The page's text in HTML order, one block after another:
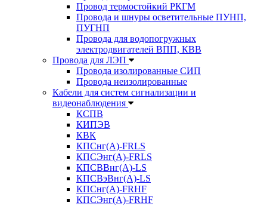
Провод термостойкий РКГМ
Провода и шнуры осветительные ПУНП,
ПУГНП
Провода для водопогружных
электродвигателей ВПП, КВВ
Провода для ЛЭП
Провода изолированные СИП
Провода неизолированные
Кабели для систем сигнализации и
видеонаблюдения
КСПВ
КИПЭВ
КВК
КПСнг(А)-FRLS
КПСЭнг(А)-FRLS
КПСВВнг(А)-LS
КПСВэВнг(А)-LS
КПСнг(А)-FRHF
КПСЭнг(А)-FRHF